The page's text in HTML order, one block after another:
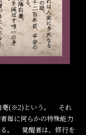
毫(※2)という。 それ
毎に何らかの特殊能力
る。 覚醒者は、修行を